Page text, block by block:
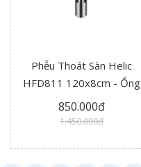
Phễu Thoát Sàn Helic
HFD811 120x8cm - Ống
Thoát Giữa
850.000đ
1.450.000đ